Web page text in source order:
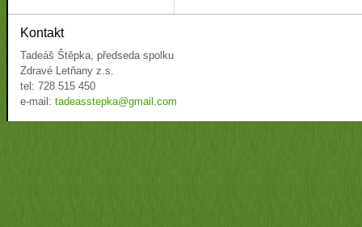
Kontakt
Tadeáš Štěpka, předseda spolku
Zdravé Letňany z.s.
tel: 728 515 450
e-mail: tadeasstepka@gmail.com